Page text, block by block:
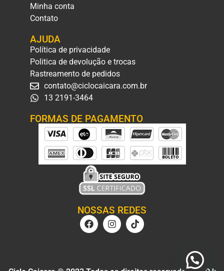
Minha conta
Contato
AJUDA
Política de privacidade
Politica de devolução e trocas
Rastreamento de pedidos
contato@ciclocaicara.com.br
13 2191-3464
FORMAS DE PAGAMENTO
NOSSAS REDES